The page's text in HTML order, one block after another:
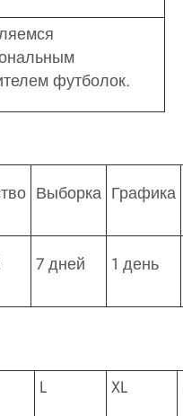
футболок.
Выборка Графика
7 дней 1 день
L XL